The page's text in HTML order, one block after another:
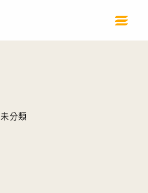
未分類